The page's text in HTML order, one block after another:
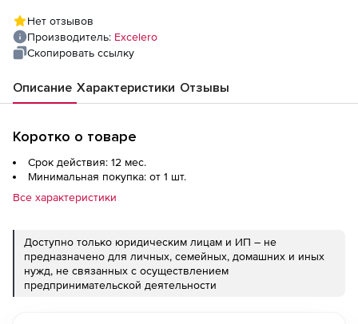
Нет отзывов
Производитель: Excelero
Скопировать ссылку
Описание Характеристики Отзывы
Коротко о товаре
Срок действия: 12 мес.
Минимальная покупка: от 1 шт.
Все характеристики
Доступно только юридическим лицам и ИП – не
предназначено для личных, семейных, домашних и иных
нужд, не связанных с осуществлением
предпринимательской деятельности